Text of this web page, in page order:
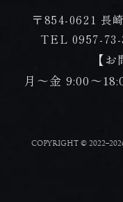
〒854-0621 長
TEL 0957-73-
【
月～金 9:00～
COPYRIGHT ©